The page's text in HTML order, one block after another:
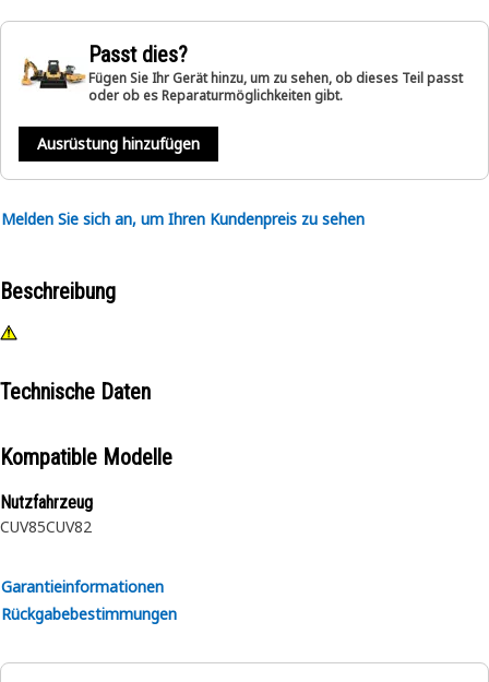
Passt dies?
Fügen Sie Ihr Gerät hinzu, um zu sehen, ob dieses Teil passt
oder ob es Reparaturmöglichkeiten gibt.
Ausrüstung hinzufügen
Melden Sie sich an, um Ihren Kundenpreis zu sehen
Beschreibung
Technische Daten
Kompatible Modelle
Nutzfahrzeug
CUV85CUV82
Garantieinformationen
Rückgabebestimmungen